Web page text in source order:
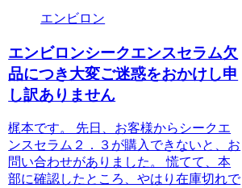
エンビロン
エンビロンシークエンスセラム欠
品につき大変ご迷惑をおかけし申
し訳ありません
梶本です。 先日、お客様からシークエ
ンスセラム２．３が購入できないと、お
問い合わせがありました。 慌てて、本
部に確認したところ、やはり在庫切れで